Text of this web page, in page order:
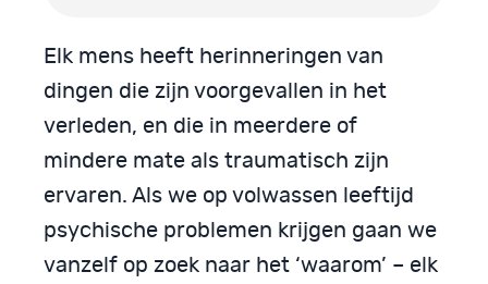
Elk mens heeft herinneringen van
dingen die zijn voorgevallen in het
verleden, en die in meerdere of
mindere mate als traumatisch zijn
ervaren. Als we op volwassen leeftijd
psychische problemen krijgen gaan we
vanzelf op zoek naar het ‘waarom’ – elk